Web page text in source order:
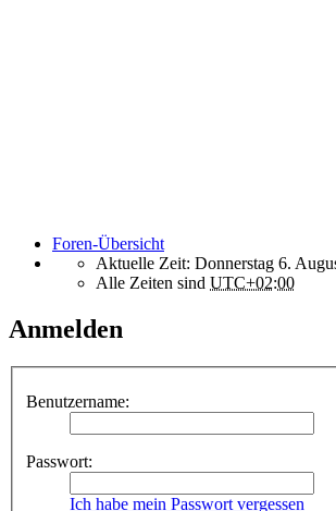
Foren-Übersicht
Aktuelle Zeit: Donnerstag 6.
Alle Zeiten sind UTC+02:00
Anmelden
Benutzername:
Passwort:
Ich habe mein Passwort vergessen